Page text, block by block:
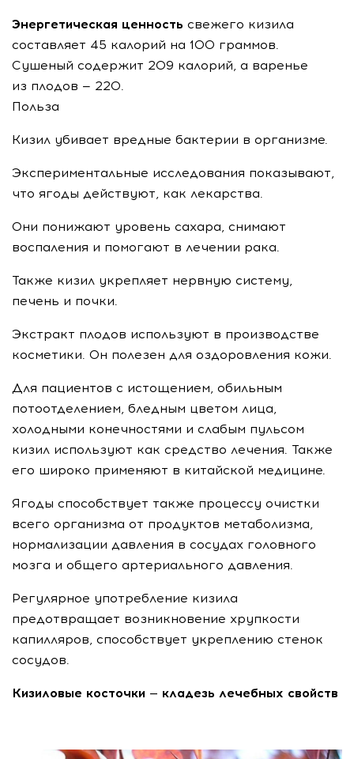
Энергетическая ценность свежего кизила
составляет 45 калорий на 100 граммов.
Сушеный содержит 209 калорий, а варенье
из плодов — 220.
Польза
Кизил убивает вредные бактерии в организме.
Экспериментальные исследования показывают,
что ягоды действуют, как лекарства.
Они понижают уровень сахара, снимают
воспаления и помогают в лечении рака.
Также кизил укрепляет нервную систему,
печень и почки.
Экстракт плодов используют в производстве
косметики. Он полезен для оздоровления кожи.
Для пациентов с истощением, обильным
потоотделением, бледным цветом лица,
холодными конечностями и слабым пульсом
кизил используют как средство лечения. Также
его широко применяют в китайской медицине.
Ягоды способствует также процессу очистки
всего организма от продуктов метаболизма,
нормализации давления в сосудах головного
мозга и общего артериального давления.
Регулярное употребление кизила
предотвращает возникновение хрупкости
капилляров, способствует укреплению стенок
сосудов.
Кизиловые косточки — кладезь лечебных свойств